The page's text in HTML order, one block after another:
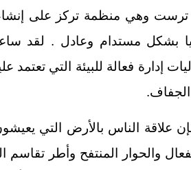
ترست وهي منظمة تركز على
بشكل مستدام وعادل . لقد
إدارة فعالة للبيئة التي تعتمد
علاقة الناس بالأرض التي
والحوار المنتفح وأطر تقاسم